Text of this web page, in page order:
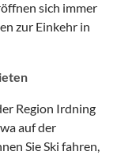
sich immer
zur Einkehr in
Region Irdning
auf der
Sie Ski fahren,